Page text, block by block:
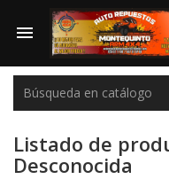

Listado de
Desconocida